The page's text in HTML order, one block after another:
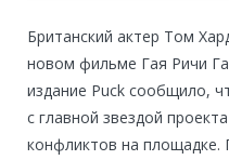
Британский актер Том
новом фильме Гая Ричи
издание Puck сообщило,
с главной звездой
конфликтов на площадке.